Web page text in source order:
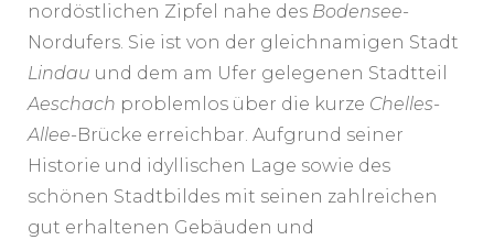
nordöstlichen Zipfel nahe des Bodensee-
Nordufers. Sie ist von der gleichnamigen Stadt
Lindau und dem am Ufer gelegenen Stadtteil
Aeschach problemlos über die kurze Chelles-
Allee-Brücke erreichbar. Aufgrund seiner
Historie und idyllischen Lage sowie des
schönen Stadtbildes mit seinen zahlreichen
gut erhaltenen Gebäuden und